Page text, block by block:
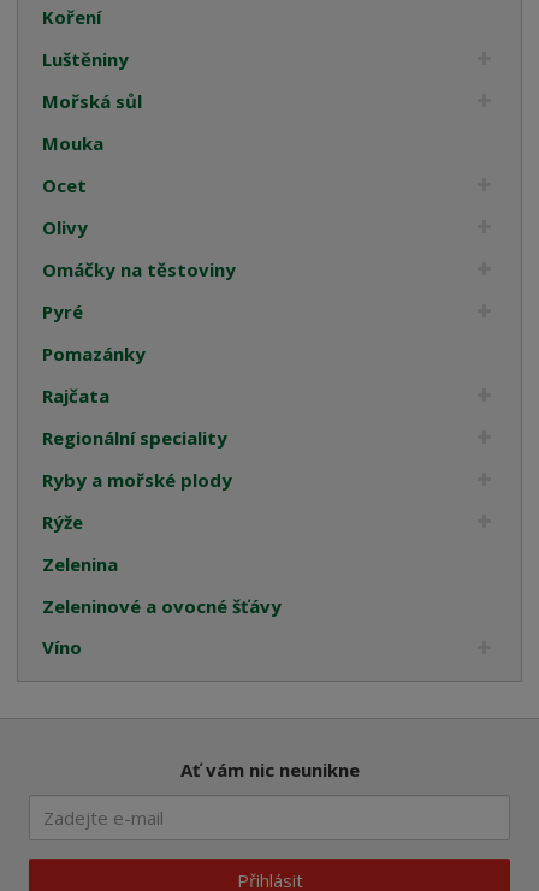
Koření
Luštěniny
Mořská sůl
Mouka
Ocet
Olivy
Omáčky na těstoviny
Pyré
Pomazánky
Rajčata
Regionální speciality
Ryby a mořské plody
Rýže
Zelenina
Zeleninové a ovocné šťávy
Víno
Ať vám nic neunikne
Přihlásit